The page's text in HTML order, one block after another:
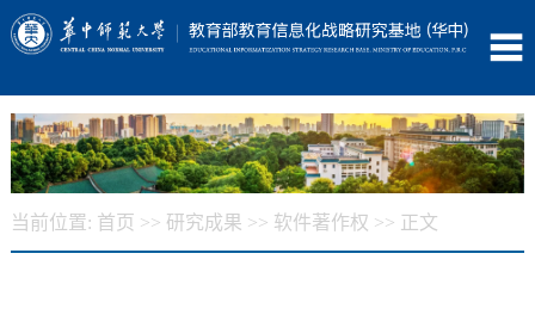
当前位置: 首页 >> 研究成果 >> 软件著作权 >> 正文